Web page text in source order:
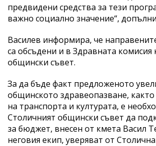
предвидени средства за тези
важно социално значение“,
Василев информира, че
са обсъдени и в Здравната
общински съвет.
За да бъде факт предложеното
общинското здравеопазване, както
на транспорта и културата, е
Столичният общински съвет да
за бюджет, внесен от кмета Васил
неговия екип, уверяват от